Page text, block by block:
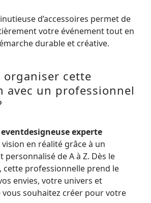
d’accessoires permet de
votre événement tout en
durable et créative.
organiser cette
avec un professionnel
eventdesigneuse experte
en réalité grâce à un
de A à Z. Dès le
cette professionnelle prend le
envies, votre univers et
vous souhaitez créer pour votre